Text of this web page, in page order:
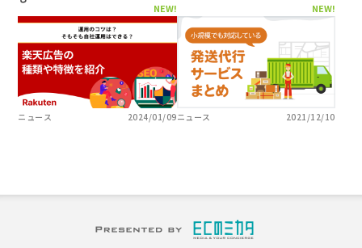
NEW!
ニュース 2024/01/09
NEW!
ニュース 2021/12/10